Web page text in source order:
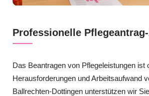
Professionelle
Das Beantragen von Pflegeleistungen ist
Herausforderungen und Arbeitsaufwand
Ballrechten-Dottingen unterstützen wir